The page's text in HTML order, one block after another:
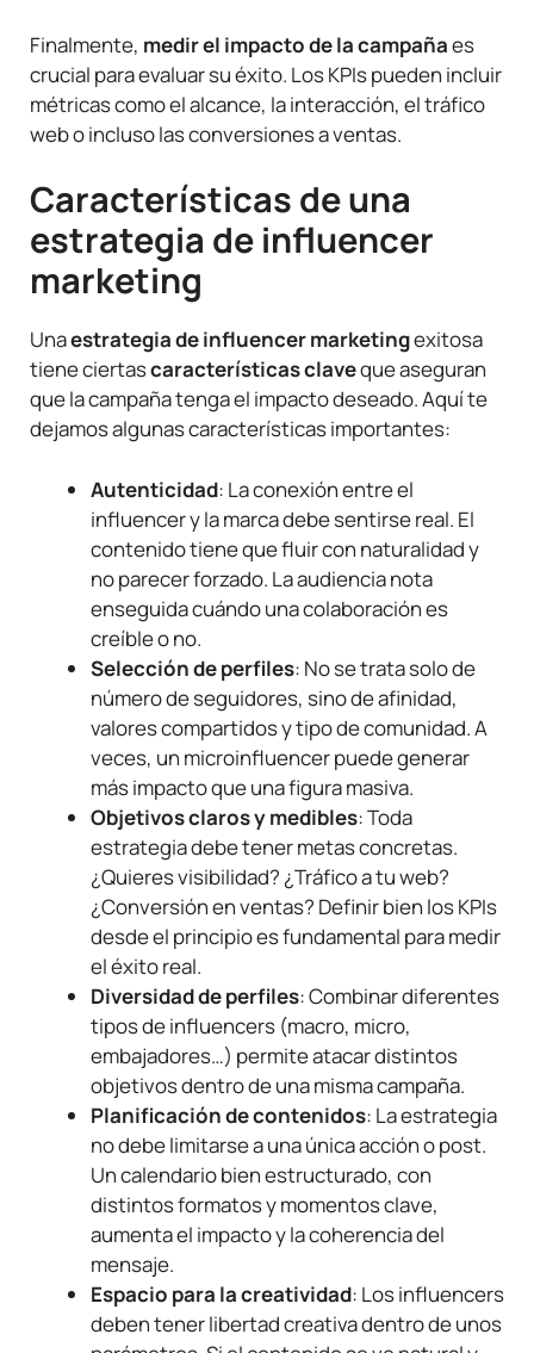
Finalmente, medir el impacto de la campañaes
crucial para evaluar su éxito. Los KPIs pueden incluir
métricas como el alcance, la interacción, el tráfico
web o incluso las conversiones a ventas.
Características de una
estrategia de influencer
marketing
Unaestrategia de influencer marketingexitosa
tiene ciertascaracterísticas claveque aseguran
que la campaña tenga el impacto deseado. Aquí te
dejamos algunas características importantes:
Autenticidad: La conexión entre el
influencer y la marca debe sentirse real. El
contenido tiene que fluir con naturalidad y
no parecer forzado. La audiencia nota
enseguida cuándo una colaboración es
creíble o no.
Selección de perfiles: No se trata solo de
número de seguidores, sino de afinidad,
valores compartidos y tipo de comunidad. A
veces, un microinfluencer puede generar
más impacto que una figura masiva.
Objetivos claros y medibles: Toda
estrategia debe tener metas concretas.
¿Quieres visibilidad? ¿Tráfico a tu web?
¿Conversión en ventas? Definir bien los KPIs
desde el principio es fundamental para medir
el éxito real.
Diversidad de perfiles: Combinar diferentes
tipos de influencers (macro, micro,
embajadores…) permite atacar distintos
objetivos dentro de una misma campaña.
Planificación de contenidos: La estrategia
no debe limitarse a una única acción o post.
Un calendario bien estructurado, con
distintos formatos y momentos clave,
aumenta el impacto y la coherencia del
mensaje.
Espacio para la creatividad: Los influencers
deben tener libertad creativa dentro de unos